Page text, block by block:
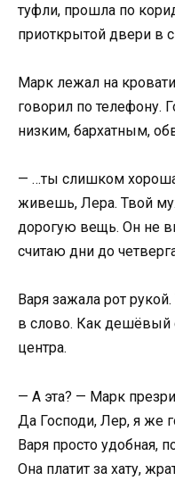
туфли, прошла по
приоткрытой двери в
Марк лежал на
говорил по телефону.
низким, бархатным,
— …ты слишком
живешь, Лера. Твой
дорогую вещь. Он не
считаю дни до
Варя зажала рот
в слово. Как дешёвый
центра.
— А эта? — Марк
Да Господи, Лер, я же
Варя просто удобная,
Она платит за хату,